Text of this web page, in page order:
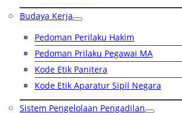
Budaya Kerja
Pedoman Perilaku Hakim
Pedoman Prilaku Pegawai MA
Kode Etik Panitera
Kode Etik Aparatur Sipil Negara
Sistem Pengelolaan Pengadilan